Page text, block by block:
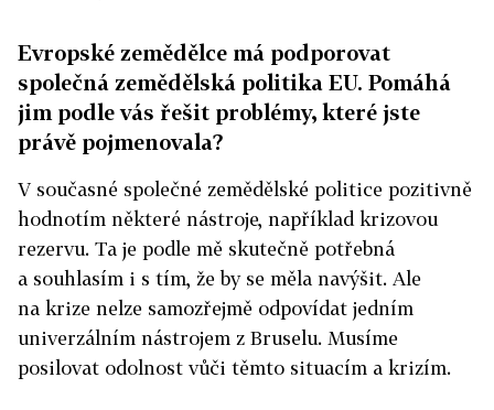
Evropské zemědělce má podporovat
společná zemědělská politika EU. Pomáhá
jim podle vás řešit problémy, které jste
právě pojmenovala?
V současné společné zemědělské politice pozitivně
hodnotím některé nástroje, například krizovou
rezervu. Ta je podle mě skutečně potřebná
a souhlasím i s tím, že by se měla navýšit. Ale
na krize nelze samozřejmě odpovídat jedním
univerzálním nástrojem z Bruselu. Musíme
posilovat odolnost vůči těmto situacím a krizím.